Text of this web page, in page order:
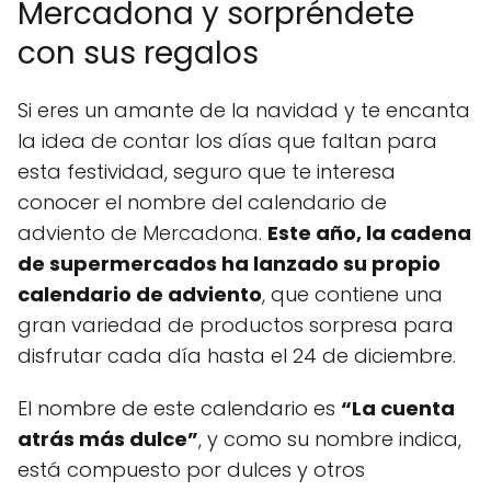
Mercadona y sorpréndete
con sus regalos
Si eres un amante de la navidad y te encanta
la idea de contar los días que faltan para
esta festividad, seguro que te interesa
conocer el nombre del calendario de
adviento de Mercadona. Este año, la cadena
de supermercados ha lanzado su propio
calendario de adviento, que contiene una
gran variedad de productos sorpresa para
disfrutar cada día hasta el 24 de diciembre.
El nombre de este calendario es “La cuenta
atrás más dulce”, y como su nombre indica,
está compuesto por dulces y otros